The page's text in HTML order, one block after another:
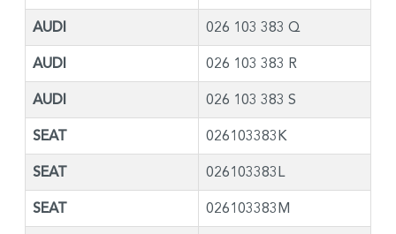
AUDI 026 103 383 Q
AUDI 026 103 383 R
AUDI 026 103 383 S
SEAT 026103383K
SEAT 026103383L
SEAT 026103383M